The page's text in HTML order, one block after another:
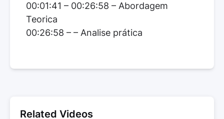
00:01:41 – 00:26:58 – Abordagem
Teorica
00:26:58 – – Analise prática
Related Videos